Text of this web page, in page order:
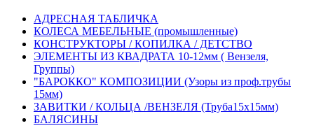
АДРЕСНАЯ ТАБЛИЧКА
КОЛЕСА МЕБЕЛЬНЫЕ (промышленные)
КОНСТРУКТОРЫ / КОПИЛКА / ДЕТСТВО
ЭЛЕМЕНТЫ ИЗ КВАДРАТА 10-12мм ( Вензеля,
Группы)
"БАРОККО" КОМПОЗИЦИИ (Узоры из проф.трубы
15мм)
ЗАВИТКИ / КОЛЬЦА /ВЕНЗЕЛЯ (Труба15х15мм)
БАЛЯСИНЫ